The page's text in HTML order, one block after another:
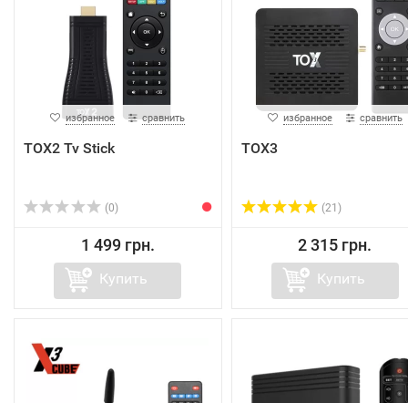
избранное сравнить
TOX2 Tv Stick
(0)
1 499 грн.
Купить
избранное сравнить
TOX3
(21)
2 315 грн.
Купить